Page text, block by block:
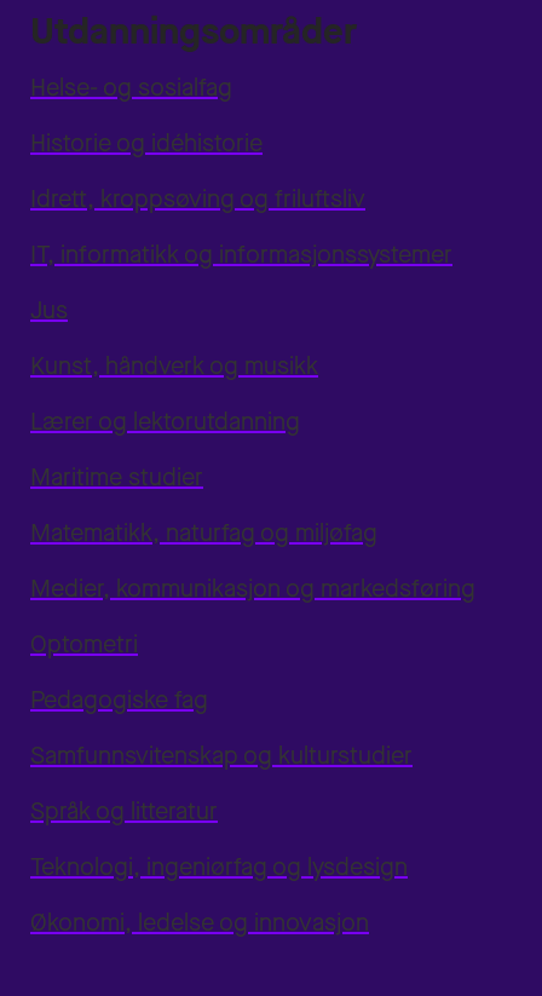
Utdanningsområder
Helse- og sosialfag
Historie og idéhistorie
Idrett, kroppsøving og friluftsliv
IT, informatikk og informasjonssystemer
Jus
Kunst, håndverk og musikk
Lærer og lektorutdanning
Maritime studier
Matematikk, naturfag og miljøfag
Medier, kommunikasjon og markedsføring
Optometri
Pedagogiske fag
Samfunnsvitenskap og kulturstudier
Språk og litteratur
Teknologi, ingeniørfag og lysdesign
Økonomi, ledelse og innovasjon